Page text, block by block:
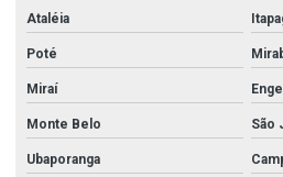
Ataléia
Poté
Miraí
Monte Belo São
Ubaporanga